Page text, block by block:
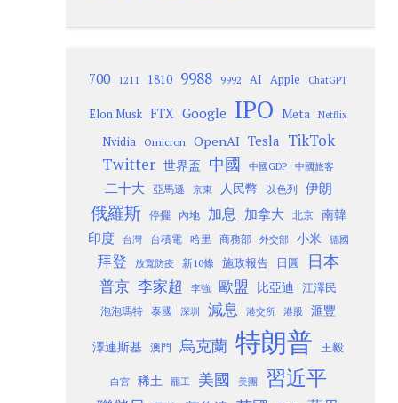
700 1211 1810 9988 9992 AI Apple ChatGPT
Elon Musk FTX Google IPO Meta Netflix
Nvidia Omicron OpenAI Tesla TikTok
Twitter 世界盃 中國 中國GDP 中國旅客
二十大 亞馬遜 京東 人民幣 以色列 伊朗
俄羅斯 停擺 內地 加息 加拿大 北京
南韓
印度
台灣 台積電 哈里 商務部 外交部 小米 德國
拜登 放寬防疫 新10條 施政報告 日圓 日本
普京 李家超 李強 歐盟 比亞迪 江澤民
泡泡瑪特 泰國 深圳 減息 港交所 港股 滙豐
澤連斯基 澳門 烏克蘭 特朗普 王毅
白宮 稀土 罷工 美國 美團 習近平